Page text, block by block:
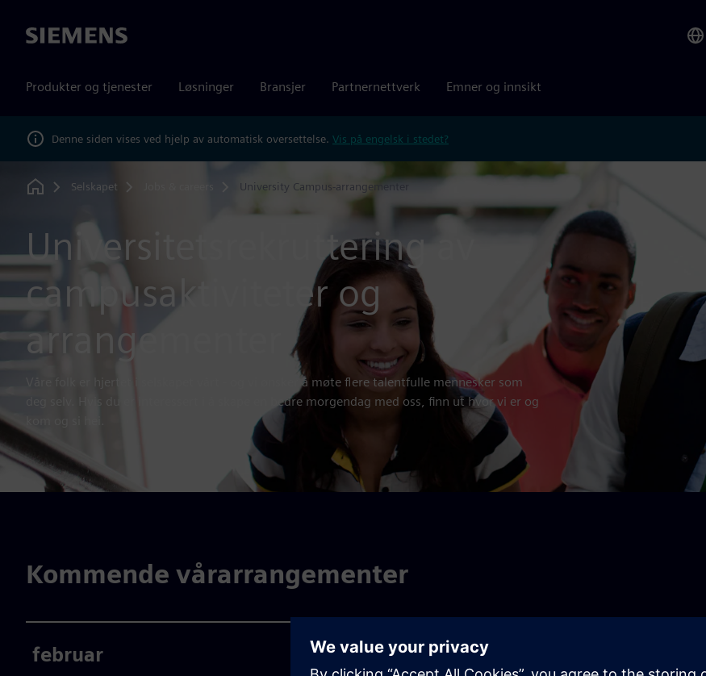
Siemens
Produkter og tjenester Løsninger Bransjer Partnernettverk Emner og innsikt
Denne siden vises ved hjelp av automatisk oversettelse. Vis på engelsk i stedet?
Home
Selskapet University Campus-arrangementer
Universitetsrekruttering av
campusaktiviteter og
arrangementer
Våre folk er hjertet i selskapet vårt - og vi ønsker å møte flere talentfulle mennesker som
deg selv. Hvis du er interessert i å skape en bedre morgendag med oss, finn ut hvor vi er og
Kommende vårarrangementer
februar